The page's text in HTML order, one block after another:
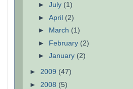
► July (1)
► April (2)
► March (1)
► February (2)
► January (2)
► 2009 (47)
► 2008 (5)